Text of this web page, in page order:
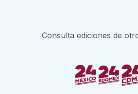
Consulta ediciones de